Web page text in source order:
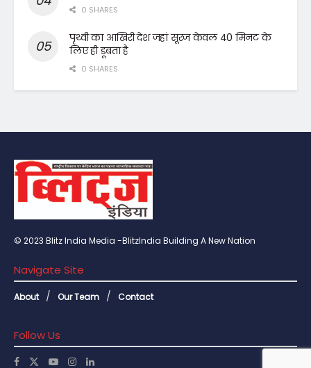
0 SHARES
पृथ्वी का आखिरी देश जहां सूरज केवल 40 मिनट के
लिए ही डूबता है
0 SHARES
© 2023 Blitz India Media -BlitzIndia Building A New Nation
Navigate Site
About Our Team Contact
Follow Us